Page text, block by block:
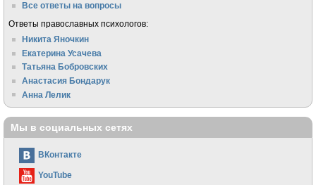
Все ответы на вопросы
Ответы православных психологов:
Никита Яночкин
Екатерина Усачева
Татьяна Бобровских
Анастасия Бондарук
Анна Лелик
Мы в социальных сетях
ВКонтакте
YouTube